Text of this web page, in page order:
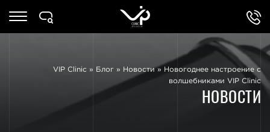
VIP Clinic » Блог » Новости»
Новогоднее настроение с
волшебниками VIP Clinic
НОВОСТИ